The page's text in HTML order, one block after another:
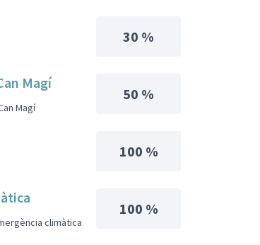
30 %
Magí
Magí
50 %
100 %
climàtica
100 %